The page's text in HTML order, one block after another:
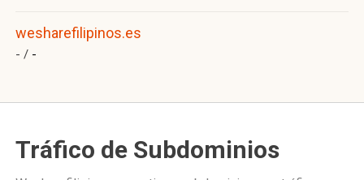
wesharefilipinos.es
- / -
Tráfico de Subdominios